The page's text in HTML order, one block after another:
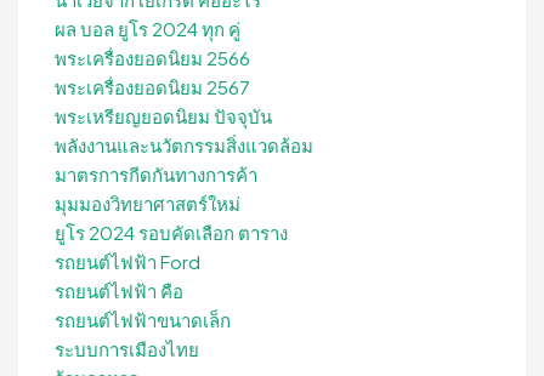
ผล บอล ยูโร 2024 ทุก คู่
พระเครื่องยอดนิยม 2566
พระเครื่องยอดนิยม 2567
พระเหรียญยอดนิยม ปัจจุบัน
พลังงานและนวัตกรรมสิ่งแวดล้อม
มาตรการกีดกันทางการค้า
มุมมองวิทยาศาสตร์ใหม่
ยูโร 2024 รอบคัดเลือก ตาราง
รถยนต์ไฟฟ้า Ford
รถยนต์ไฟฟ้า คือ
รถยนต์ไฟฟ้าขนาดเล็ก
ระบบการเมืองไทย